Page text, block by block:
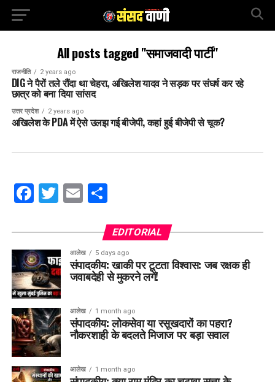
All posts tagged "समाजवादी पार्टी"
राजनीति 2 years ago
DIG ने पैरों तले रौंदा था चेहरा, अखिलेश यादव ने सड़क पर संघर्ष कर रहे
छात्र को बना दिया सांसद
उत्तर प्रदेश 2 years ago
अखिलेश के PDA में ऐसे उलझ गई बीजेपी, कहां हुई बीजेपी से चूक?
Facebook
Twitter
EmailShare
EDITORIAL
आलेख 5 days ago
संपादकीय: खाकी पर टूटता विश्वास: जब रक्षक ही
जवाबदेही से मुकरने लगें!
आलेख 1 month ago
संपादकीय: लोकसेवा या रसूखदारों का पहरा?
नौकरशाही के बदलते मिजाज पर बड़ा सवाल
आलेख 1 month ago